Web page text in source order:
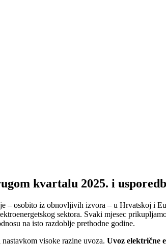
kvartalu 2025. i
– osobito iz obnovljivih izvora – u Hrvatskoj
sektora. Svaki mjesec
na isto razdoblje prethodne godine.
visoke razine uvoza. Uvoz električne